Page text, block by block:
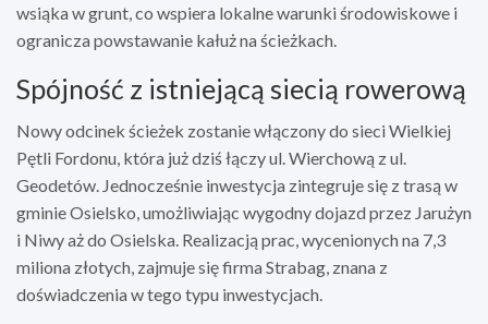
wsiąka w grunt, co wspiera lokalne warunki środowiskowe i
ogranicza powstawanie kałuż na ścieżkach.
Spójność z istniejącą siecią rowerową
Nowy odcinek ścieżek zostanie włączony do sieci Wielkiej
Pętli Fordonu, która już dziś łączy ul. Wierchową z ul.
Geodetów. Jednocześnie inwestycja zintegruje się z trasą w
gminie Osielsko, umożliwiając wygodny dojazd przez Jarużyn
i Niwy aż do Osielska. Realizacją prac, wycenionych na 7,3
miliona złotych, zajmuje się firma Strabag, znana z
doświadczenia w tego typu inwestycjach.